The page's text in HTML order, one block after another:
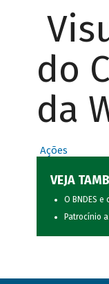
do
da
Ações
VEJA
O BNDES
Patrocínio